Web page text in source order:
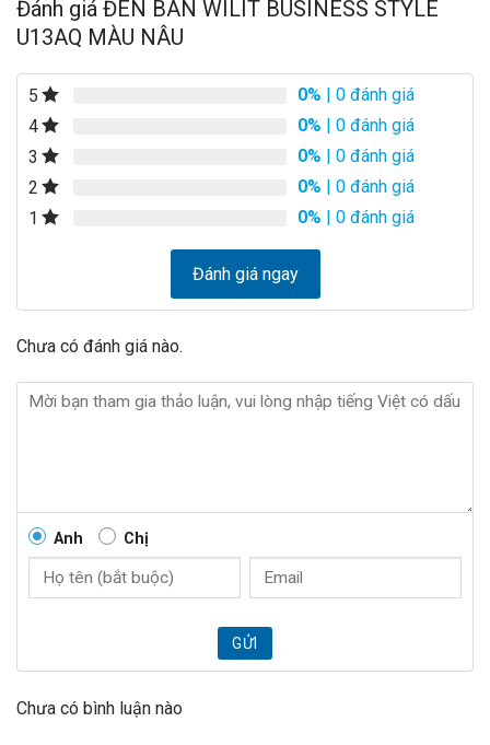
2.000.000₫.là:
1.150.000₫.
1.390.000₫.là:
1.050.000₫.
Đánh giá ĐÈN BÀN WILIT BUSINESS STYLE
U13AQ MÀU NÂU
5 0% | 0 đánh giá
4
0% | 0 đánh giá
3
0% | 0 đánh giá
2
0% | 0 đánh giá
1
0% | 0 đánh giá
Đánh giá ngay
Chưa có đánh giá nào.
Anh Chị
GỬI
Chưa có bình luận nào